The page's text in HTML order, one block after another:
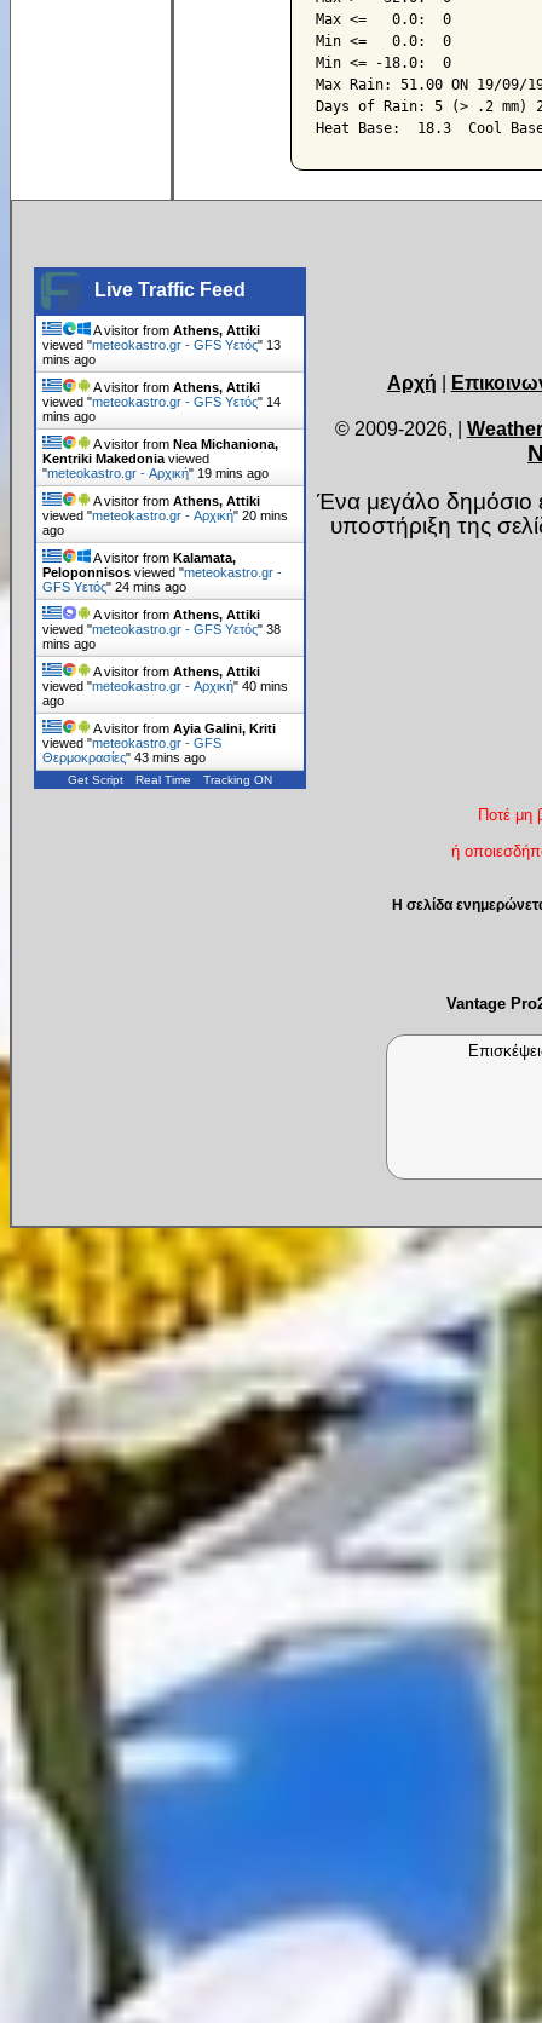
Max <=   0.0:  0
Min <=   0.0:  0
Min <= -18.0:  0
Max Rain: 51.00 ON 19/09/
Days of Rain: 5 (> .2 mm)
Live Traffic Feed
A visitor fromAthens, Attiki
viewed "meteokastro.gr - GFS Υετός" 14
mins ago
A visitor fromAthens, Attiki
viewed "meteokastro.gr - GFS Υετός" 14
mins ago
A visitor fromNea Michaniona,
Kentriki Makedonia viewed
"meteokastro.gr - Αρχική" 19 mins ago
A visitor fromAthens, Attiki
viewed "meteokastro.gr - Αρχική"20 mins
ago
A visitor fromKalamata,
Peloponnisos viewed "meteokastro.gr -
GFS Υετός"24 mins ago
A visitor fromAthens, Attiki
viewed "meteokastro.gr - GFS Υετός"38
mins ago
A visitor fromAthens, Attiki
viewed "meteokastro.gr - Αρχική"40 mins
ago
A visitor fromAyia Galini, Kriti
viewed "meteokastro.gr - GFS
Θερμοκρασίες"43 mins ago
Get Script Real Time Tracking ON
Αρχή |
© 2009-2026, |
Ένα μεγάλο δημόσιο
υποστήριξη της
Ποτέ μη
ή
Η σελίδα
Vantage